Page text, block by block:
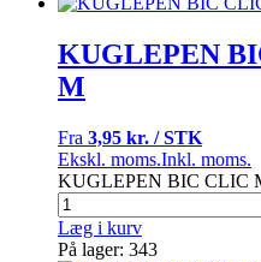
KUGLEPEN
M
Fra 3,95 kr. / STK
Ekskl. moms.Inkl. moms.
KUGLEPEN BIC CLIC
Læg i kurv
På lager: 343